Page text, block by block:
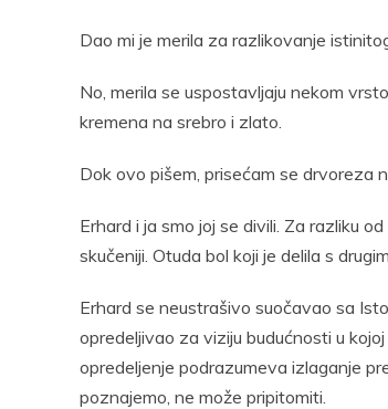
Dao mi je merila za razlikovanje
No, merila se uspostavljaju nekom
kremena na srebro i zlato.
Dok ovo pišem, prisećam se drvoreza
Erhard i ja smo joj se divili. Za razliku
skučeniji. Otuda bol koji je delila s
Erhard se neustrašivo suočavao sa
opredeljivao za viziju budućnosti u
opredeljenje podrazumeva izlaganje
poznajemo, ne može pripitomiti.